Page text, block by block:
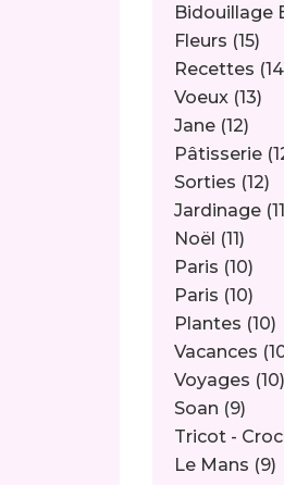
Bidouillage
Fleurs (15)
Recettes
Voeux (13)
Jane (12)
Pâtisserie
Sorties (12)
Jardinage
Noël (11)
Paris (10)
Paris (10)
Plantes (10)
Vacances
Voyages (10)
Soan (9)
Tricot -
Le Mans (9)